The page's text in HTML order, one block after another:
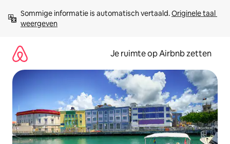
direct
naar
Sommige informatie is automatisch vertaald. Originele taal
weergeven
Je ruimte op Airbnb zetten